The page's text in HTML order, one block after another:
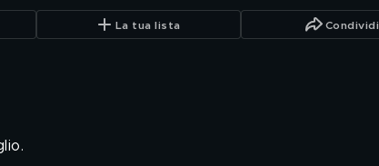
La tua lista Condividi